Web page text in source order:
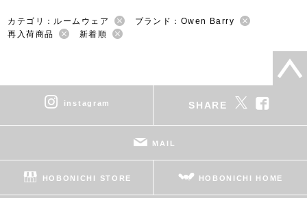
カテゴリ：ルームウェア
ブランド：Owen Barry
再入荷商品
新着順
instagram SHARE
MAIL
HOBONICHI STORE HOBONICHI HOME